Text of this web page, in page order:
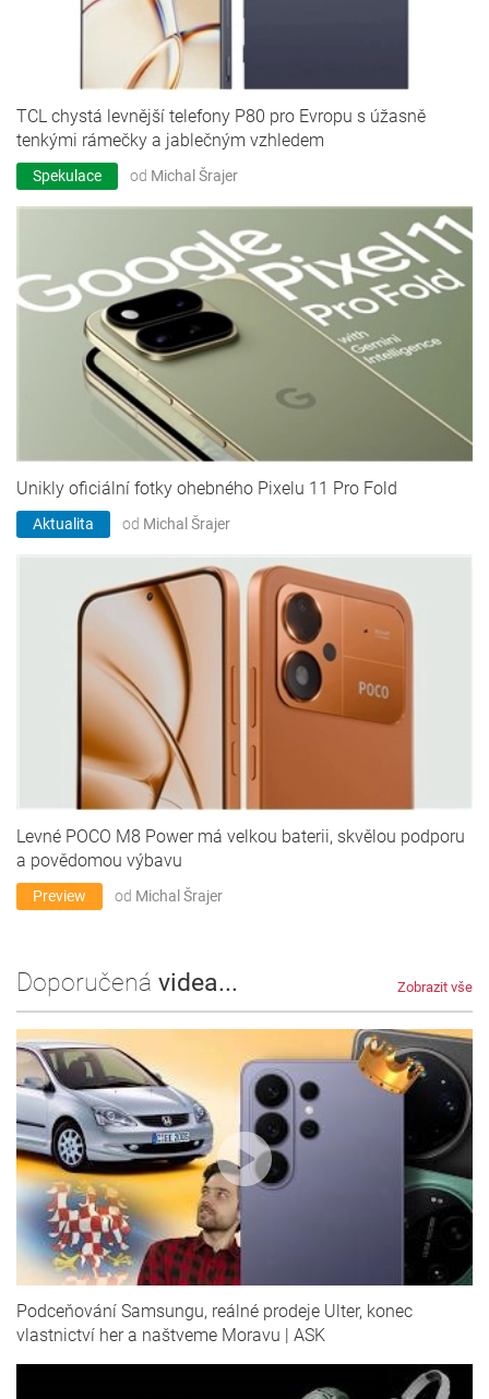
TCL chystá levnější telefony P80 pro Evropu s úžasně
tenkými rámečky a jablečným vzhledem
Spekulace od Michal Šrajer
Unikly oficiální fotky ohebného Pixelu 11 Pro Fold
Aktualita od Michal Šrajer
Levné POCO M8 Power má velkou baterii, skvělou podporu
a povědomou výbavu
Preview od Michal Šrajer
Doporučená videa... Zobrazit vše
Podceňování Samsungu, reálné prodeje Ulter, konec
vlastnictví her a naštveme Moravu | ASK